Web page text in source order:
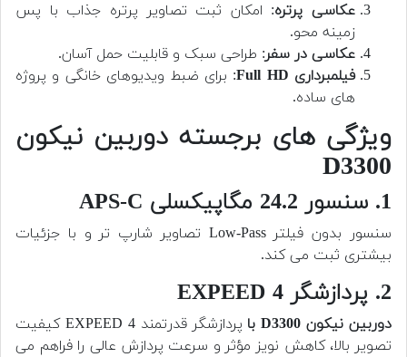
عکاسی پرتره: امکان ثبت تصاویر پرتره جذاب با پس
زمینه محو.
عکاسی در سفر: طراحی سبک و قابلیت حمل آسان.
فیلمبرداری Full HD
: برای ضبط ویدیوهای خانگی و پروژه
های ساده.
ویژگی های برجسته دوربین نیکون
D3300
1. سنسور 24.2 مگاپیکسلی APS-C
سنسور بدون فیلتر Low-Pass تصاویر شارپ تر و با جزئیات
بیشتری ثبت می کند.
2. پردازشگر EXPEED 4
دوربین نیکون D3300 با
پردازشگر قدرتمند EXPEED 4 کیفیت
تصویر بالا، کاهش نویز مؤثر و سرعت پردازش عالی را فراهم می